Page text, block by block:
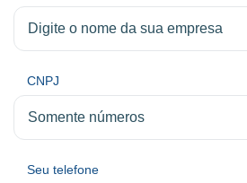
CNPJ
Seu telefone